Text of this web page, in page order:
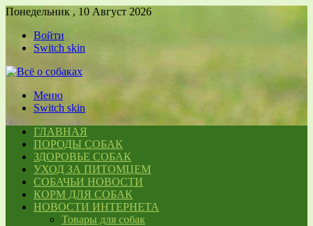
Понедельник , 10 Август 2026
Войти
Switch skin
Меню
Switch skin
ГЛАВНАЯ
ПОРОДЫ СОБАК
ЗДОРОВЬЕ СОБАК
УХОД ЗА ПИТОМЦЕМ
СОБАЧЬИ НОВОСТИ
КОРМ ДЛЯ СОБАК
НОВОСТИ ИНТЕРНЕТА
Товары для собак